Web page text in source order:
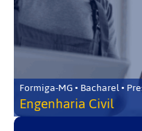
Formiga-MG • Bacharel •
Engenharia Civil